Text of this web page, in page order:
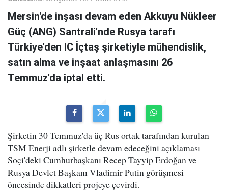
Mersin'de inşası devam eden Akkuyu Nükleer
Güç (ANG) Santrali'nde Rusya tarafı
Türkiye'den IC İçtaş şirketiyle mühendislik,
satın alma ve inşaat anlaşmasını 26
Temmuz'da iptal etti.
Şirketin 30 Temmuz'da üç Rus ortak tarafından kurulan
TSM Enerji adlı şirketle devam edeceğini açıklaması
Soçi'deki Cumhurbaşkanı Recep Tayyip Erdoğan ve
Rusya Devlet Başkanı Vladimir Putin görüşmesi
öncesinde dikkatleri projeye çevirdi.